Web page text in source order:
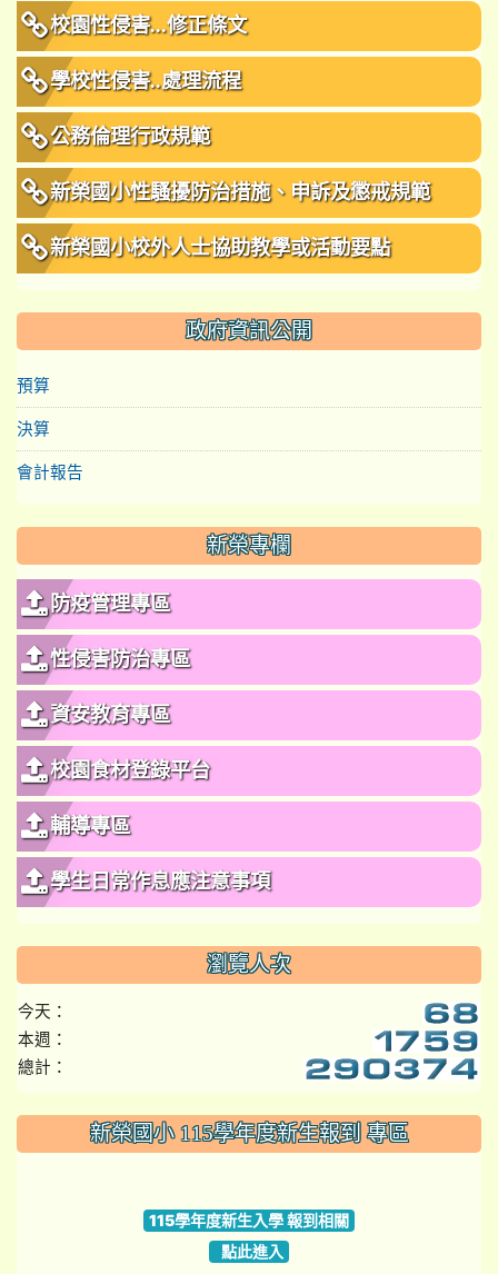
校園性侵害...修正條文
學校性侵害..處理流程
公務倫理行政規範
新榮國小性騷擾防治措施、申訴及懲戒規範
新榮國小校外人士協助教學或活動要點
政府資訊公開
預算
決算
會計報告
新榮專欄
防疫管理專區
性侵害防治專區
資安教育專區
校園食材登錄平台
輔導專區
學生日常作息應注意事項
瀏覽人次
今天：
本週：
總計：
::: 新榮國小 115學年度新生報到 專區
115學年度新生入學 報到相關
點此進入